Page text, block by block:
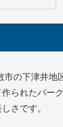
の下津井地
られたパー
さです。